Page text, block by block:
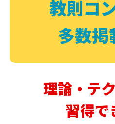
教則コ
多数掲
理論・テ
習得で